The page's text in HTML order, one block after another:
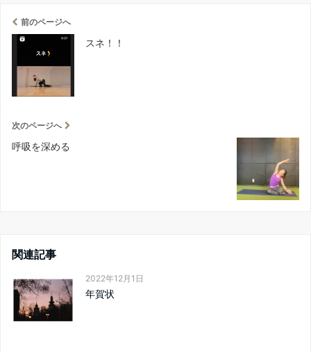
前のページへ
スネ！！
次のページへ
呼吸を深める
関連記事
2022年12月1日
年賀状